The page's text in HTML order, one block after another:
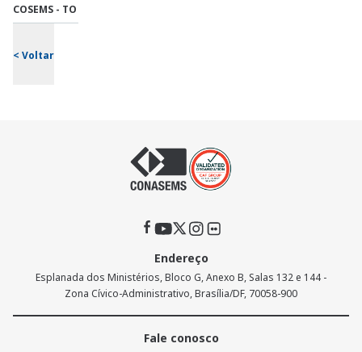
COSEMS - TO
< Voltar
Endereço
Esplanada dos Ministérios, Bloco G, Anexo B, Salas 132 e 144 -
Zona Cívico-Administrativo, Brasília/DF, 70058-900
Fale conosco